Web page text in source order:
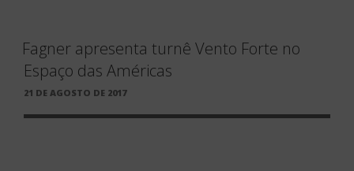
Fagner apresenta turnê Vento Forte no
Espaço das Américas
PUBLICADO
21 DE AGOSTO DE 2017